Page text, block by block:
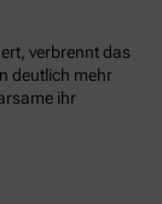
verbrennt das
deutlich mehr
ihr